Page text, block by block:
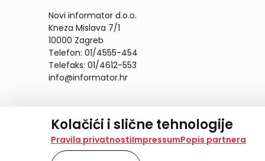
Kolačići i slične tehnologije
Na našoj web stranici koristimo kolačiće i slične
analiziramo promet na stranici te prikazujemo
Pravila privatnostiImpressumPopis partnera
Novi informator d.o.o.
Kneza Mislava 7/1
10000 Zagreb
Telefon: 01/4555-454
Telefaks: 01/4612-553
info@informator.hr